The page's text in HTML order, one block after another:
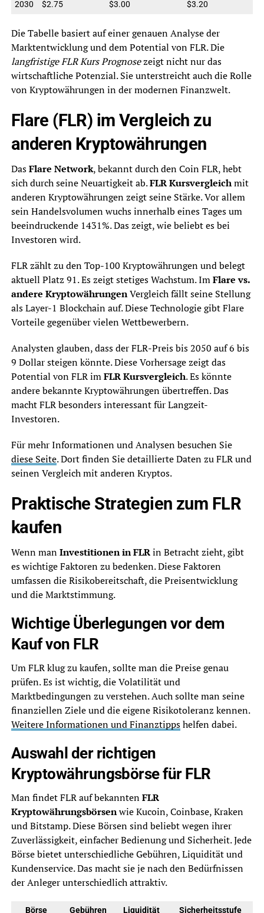
2030
$2.75 $3.00 $3.20
Die Tabelle basiert auf einer genauen Analyse der
Marktentwicklung und dem Potential von FLR. Die
langfristige FLR Kurs Prognosezeigt nicht nur das
wirtschaftliche Potenzial. Sie unterstreicht auch die Rolle
von Kryptowährungen in der modernen Finanzwelt.
Flare (FLR) im Vergleich zu
anderen Kryptowährungen
DasFlare Network, bekannt durch den Coin FLR, hebt
sich durch seine Neuartigkeit ab.FLR Kursvergleichmit
anderen Kryptowährungen zeigt seine Stärke. Vor allem
sein Handelsvolumen wuchs innerhalb eines Tages um
beeindruckende 1431%. Das zeigt, wie beliebt es bei
Investoren wird.
FLR zählt zu den Top-100 Kryptowährungen und belegt
aktuell Platz 91. Es zeigt stetiges Wachstum. ImFlare vs.
andere KryptowährungenVergleich fällt seine Stellung
als Layer-1 Blockchain auf. Diese Technologie gibt Flare
Vorteile gegenüber vielen Wettbewerbern.
Analysten glauben, dass der FLR-Preis bis 2050 auf 6 bis
9 Dollar steigen könnte. Diese Vorhersage zeigt das
Potential von FLR imFLR Kursvergleich. Es könnte
andere bekannte Kryptowährungen übertreffen. Das
macht FLR besonders interessant für Langzeit-
Investoren.
Für mehr Informationen und Analysen besuchen Sie
diese Seite. Dort finden Sie detaillierte Daten zu FLR und
seinen Vergleich mit anderen Kryptos.
Praktische Strategien zum FLR
kaufen
Wenn manInvestitionen in FLRin Betracht zieht, gibt
es wichtige Faktoren zu bedenken. Diese Faktoren
umfassen die Risikobereitschaft, die Preisentwicklung
und die Marktstimmung.
Wichtige Überlegungen vor dem
Kauf von FLR
Um FLR klug zu kaufen, sollte man die Preise genau
prüfen. Es ist wichtig, die Volatilität und
Marktbedingungen zu verstehen. Auch sollte man seine
finanziellen Ziele und die eigene Risikotoleranz kennen.
Weitere Informationen und Finanztippshelfen dabei.
Auswahl der richtigen
Kryptowährungsbörse für FLR
Man findet FLR auf bekanntenFLR
Kryptowährungsbörsenwie Kucoin, Coinbase, Kraken
und Bitstamp. Diese Börsen sind beliebt wegen ihrer
Zuverlässigkeit, einfacher Bedienung und Sicherheit. Jede
Börse bietet unterschiedliche Gebühren, Liquidität und
Kundenservice. Das macht sie je nach den Bedürfnissen
der Anleger unterschiedlich attraktiv.
Börse Gebühren Liquidität Sicherheitsstufe